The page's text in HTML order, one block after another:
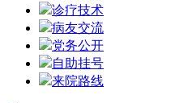
诊疗技术
病友交流
党务公开
自助挂号
来院路线